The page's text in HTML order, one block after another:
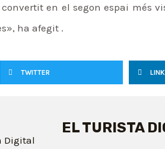
en el segon espai més
ha afegit .
TWITTER
EL TURISTA